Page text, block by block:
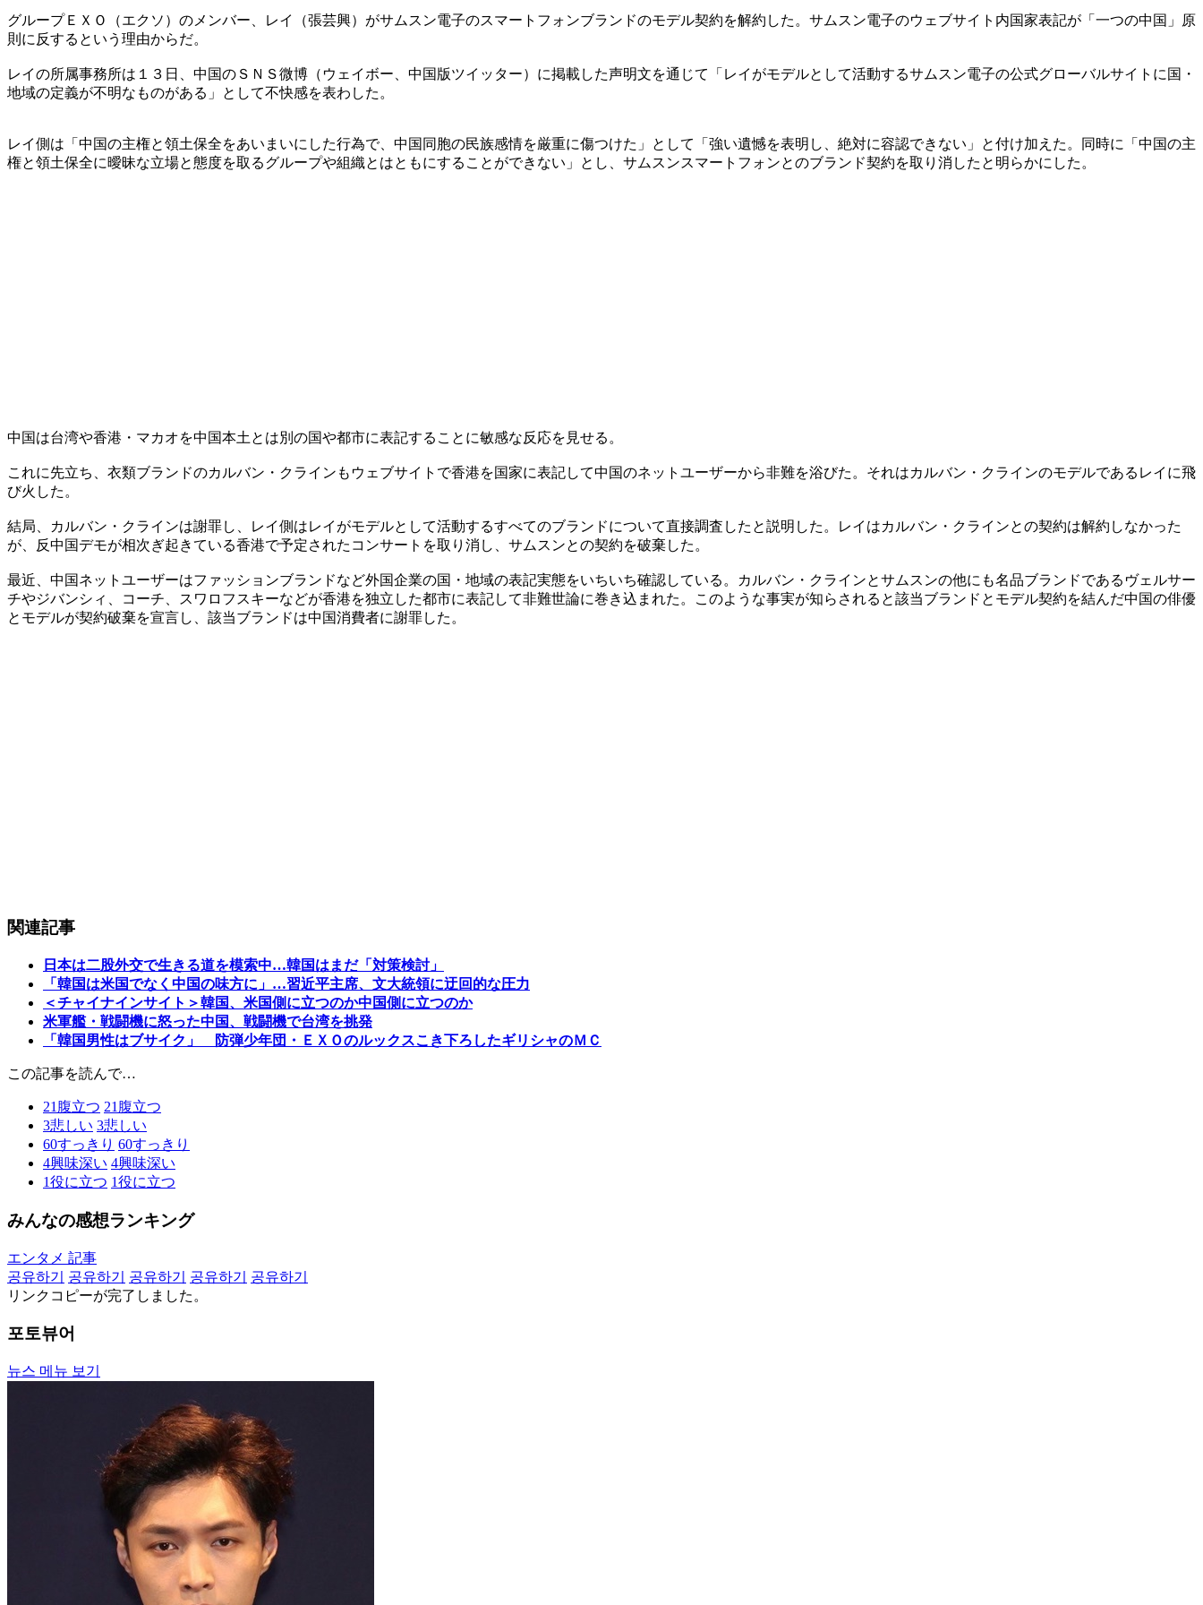
グループＥＸＯ（エクソ）のメンバー、レイ（張芸興）がサムスン電子のスマートフォンブランドのモデル契約を解約した。サムスン電子のウェブサイト内国家表記が「一つの中国」原
則に反するという理由からだ。
レイの所属事務所は１３日、中国のＳＮＳ微博（ウェイボー、中国版ツイッター）に掲載した声明文を通じて「レイがモデルとして活動するサムスン電子の公式グローバルサイトに国・
地域の定義が不明なものがある」として不快感を表わした。
レイ側は「中国の主権と領土保全をあいまいにした行為で、中国同胞の民族感情を厳重に傷つけた」として「強い遺憾を表明し、絶対に容認できない」と付け加えた。同時に「中国の主
権と領土保全に曖昧な立場と態度を取るグループや組織とはともにすることができない」とし、サムスンスマートフォンとのブランド契約を取り消したと明らかにした。
中国は台湾や香港・マカオを中国本土とは別の国や都市に表記することに敏感な反応を見せる。
これに先立ち、衣類ブランドのカルバン・クラインもウェブサイトで香港を国家に表記して中国のネットユーザーから非難を浴びた。それはカルバン・クラインのモデルであるレイに飛
び火した。
結局、カルバン・クラインは謝罪し、レイ側はレイがモデルとして活動するすべてのブランドについて直接調査したと説明した。レイはカルバン・クラインとの契約は解約しなかった
が、反中国デモが相次ぎ起きている香港で予定されたコンサートを取り消し、サムスンとの契約を破棄した。
最近、中国ネットユーザーはファッションブランドなど外国企業の国・地域の表記実態をいちいち確認している。カルバン・クラインとサムスンの他にも名品ブランドであるヴェルサー
チやジバンシィ、コーチ、スワロフスキーなどが香港を独立した都市に表記して非難世論に巻き込まれた。このような事実が知らされると該当ブランドとモデル契約を結んだ中国の俳優
とモデルが契約破棄を宣言し、該当ブランドは中国消費者に謝罪した。
関連記事
日本は二股外交で生きる道を模索中…韓国はまだ「対策検討」
「韓国は米国でなく中国の味方に」…習近平主席、文大統領に迂回的な圧力
＜チャイナインサイト＞韓国、米国側に立つのか中国側に立つのか
米軍艦・戦闘機に怒った中国、戦闘機で台湾を挑発
「韓国男性はブサイク」 防弾少年団・ＥＸＯのルックスこき下ろしたギリシャのＭＣ
この記事を読んで…
21 腹立つ 21 腹立つ
3悲しい 3悲しい
60すっきり 60すっきり
4興味深い 4興味深い
1役に立つ 1役に立つ
みんなの感想ランキング
エンタメ 記事
공유하기
공유하기 공유하기 공유하기
공유하기
リンクコピーが完了しました。
포토뷰어
뉴스 메뉴 보기